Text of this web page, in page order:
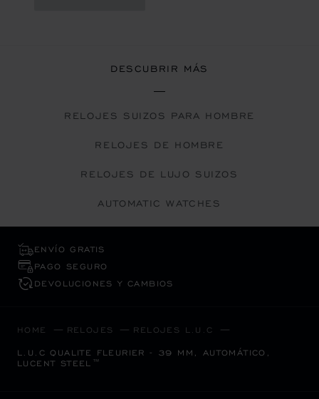
DESCUBRIR MÁS
RELOJES SUIZOS PARA HOMBRE
RELOJES DE HOMBRE
RELOJES DE LUJO SUIZOS
AUTOMATIC WATCHES
ENVÍO GRATIS
PAGO SEGURO
DEVOLUCIONES Y CAMBIOS
HOME RELOJES RELOJES L.U.C
L.U.C QUALITE FLEURIER - 39 MM, AUTOMÁTICO,
LUCENT STEEL™